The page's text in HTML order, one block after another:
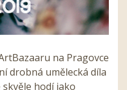
na Pragovce
drobná umělecká díla
hodí jako